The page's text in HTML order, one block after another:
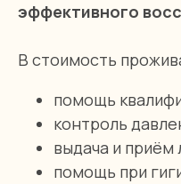
эффективного
В стоимость
помощь
контроль
выдача и приём
помощь при